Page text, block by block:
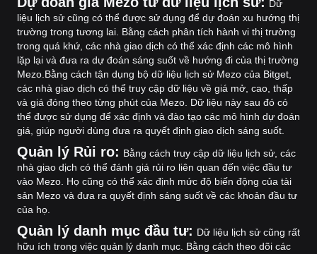
Dữ
liệu lịch sử cũng có thể được sử dụng để dự đoán xu hướng thị
trường trong tương lai. Bằng cách phân tích hành vi thị trường
trong quá khứ, các nhà giao dịch có thể xác định các mô hình
lặp lại và đưa ra dự đoán sáng suốt về hướng đi của thị trường
Mezo. Bằng cách tận dụng bộ dữ liệu lịch sử Mezo của Bitget,
các nhà giao dịch có thể truy cập dữ liệu về giá mở, cao, thấp
và giá đóng theo từng phút của Mezo. Dữ liệu này sau đó có
thể được sử dụng để xác định và đào tạo các mô hình dự đoán
giá, giúp người dùng đưa ra quyết định giao dịch sáng suốt.
Quản lý Rủi ro: Bằng cách truy cập dữ liệu lịch sử, các
nhà giao dịch có thể đánh giá rủi ro liên quan đến việc đầu tư
vào Mezo. Họ cũng có thể xác định mức độ biến động của tài
sản Mezo và đưa ra quyết định sáng suốt về các khoản đầu tư
của họ.
Quản lý danh mục đầu tư: Dữ liệu lịch sử cũng rất
hữu ích trong việc quản lý danh mục. Bằng cách theo dõi các